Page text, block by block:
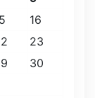
16
23
30